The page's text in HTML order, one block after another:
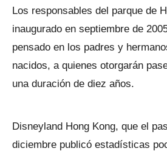
Los responsables del parque de
inaugurado en septiembre de
pensado en los padres y
nacidos, a quienes otorgarán
una duración de diez años.
Disneyland Hong Kong, que el
diciembre publicó estadísticas